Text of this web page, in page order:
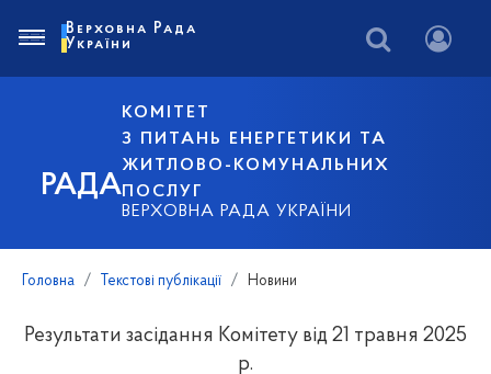
РАДА
КОМІТЕТ
З ПИТАНЬ ЕНЕРГЕТИКИ ТА
ЖИТЛОВО-КОМУНАЛЬНИХ
ПОСЛУГ
ВЕРХОВНА РАДА УКРАЇНИ
Верховна Рада
України
Головна Текстові публікації Новини
Результати засідання Комітету від 21 травня 2025
р.